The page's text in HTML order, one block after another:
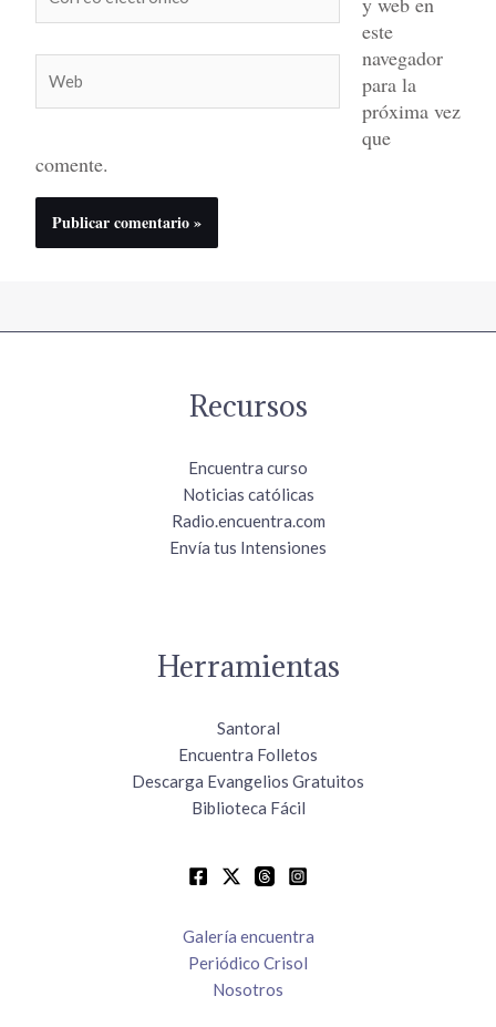
electrónico*
este
navegador
para la
próxima vez
que
comente.
Recursos
Encuentra curso
Noticias católicas
Radio.encuentra.com
Envía tus Intensiones
Herramientas
Santoral
Encuentra Folletos
Descarga Evangelios Gratuitos
Biblioteca Fácil
Galería encuentra
Periódico Crisol
Nosotros